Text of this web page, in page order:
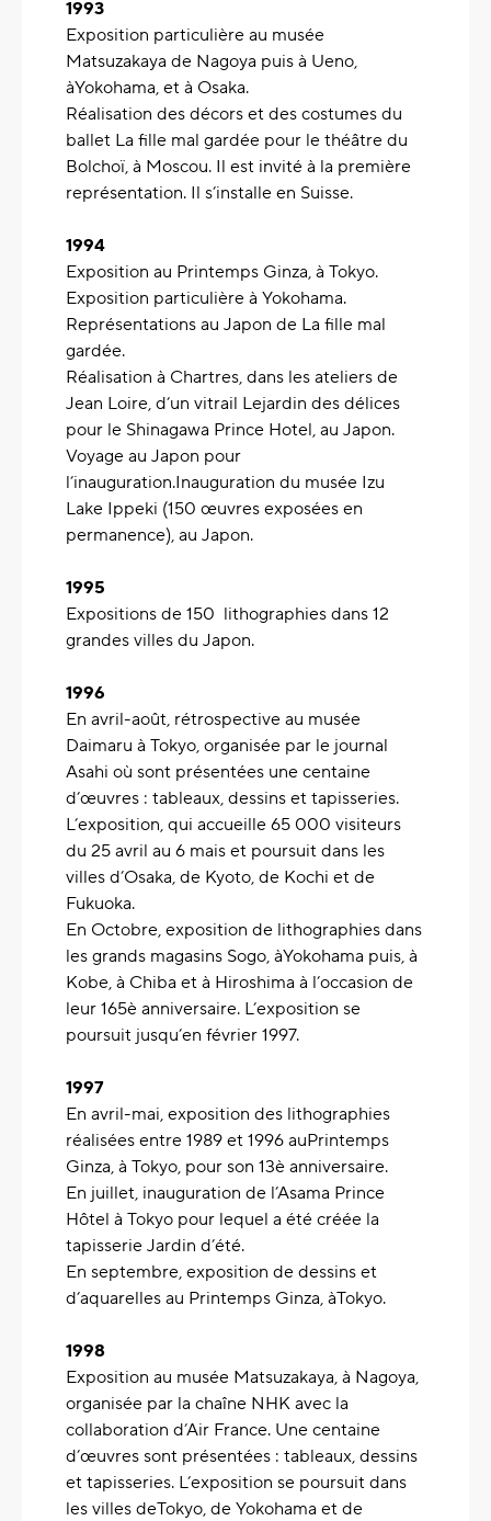
1993
Exposition particulière au musée
Matsuzakaya de Nagoya puis à Ueno,
àYokohama, et à Osaka.
Réalisation des décors et des costumes du
ballet La fille mal gardée pour le théâtre du
Bolchoï, à Moscou. Il est invité à la première
représentation. Il s’installe en Suisse.
1994
Exposition au Printemps Ginza, à Tokyo.
Exposition particulière à Yokohama.
Représentations au Japon de La fille mal
gardée.
Réalisation à Chartres, dans les ateliers de
Jean Loire, d’un vitrail Lejardin des délices
pour le Shinagawa Prince Hotel, au Japon.
Voyage au Japon pour
l’inauguration.Inauguration du musée Izu
Lake Ippeki (150 œuvres exposées en
permanence), au Japon.
1995
Expositions de 150 lithographies dans 12
grandes villes du Japon.
1996
En avril-août, rétrospective au musée
Daimaru à Tokyo, organisée par le journal
Asahi où sont présentées une centaine
d’œuvres : tableaux, dessins et tapisseries.
L’exposition, qui accueille 65 000 visiteurs
du 25 avril au 6 mais et poursuit dans les
villes d’Osaka, de Kyoto, de Kochi et de
Fukuoka.
En Octobre, exposition de lithographies dans
les grands magasins Sogo, àYokohama puis, à
Kobe, à Chiba et à Hiroshima à l’occasion de
leur 165è anniversaire. L’exposition se
poursuit jusqu’en février 1997.
1997
En avril-mai, exposition des lithographies
réalisées entre 1989 et 1996 auPrintemps
Ginza, à Tokyo, pour son 13è anniversaire.
En juillet, inauguration de l’Asama Prince
Hôtel à Tokyo pour lequel a été créée la
tapisserie Jardin d’été.
En septembre, exposition de dessins et
d’aquarelles au Printemps Ginza, àTokyo.
1998
Exposition au musée Matsuzakaya, à Nagoya,
organisée par la chaîne NHK avec la
collaboration d’Air France. Une centaine
d’œuvres sont présentées : tableaux, dessins
et tapisseries. L’exposition se poursuit dans
les villes deTokyo, de Yokohama et de